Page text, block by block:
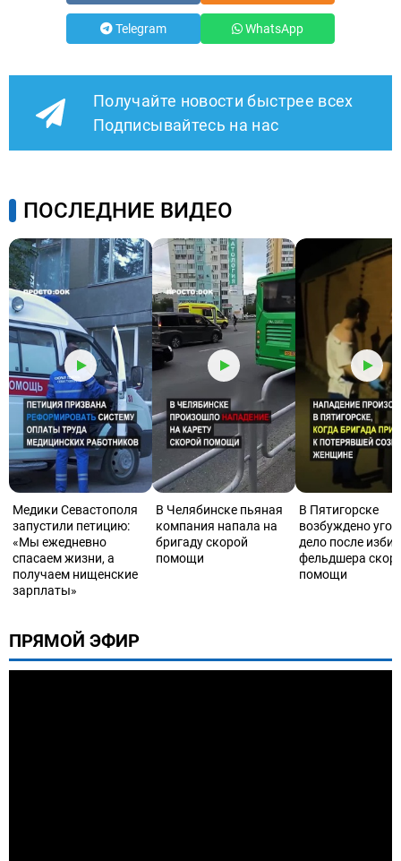
Telegram WhatsApp
Получайте новости быстрее всех
Подписывайтесь на нас
ПОСЛЕДНИЕ ВИДЕО
Медики Севастополя
запустили петицию:
«Мы ежедневно
спасаем жизни, а
получаем нищенские
зарплаты»
В Челябинске пьяная
компания напала на
бригаду скорой
помощи
В Пятигорске
возбуждено
дело после
фельдшера
помощи
ПРЯМОЙ ЭФИР